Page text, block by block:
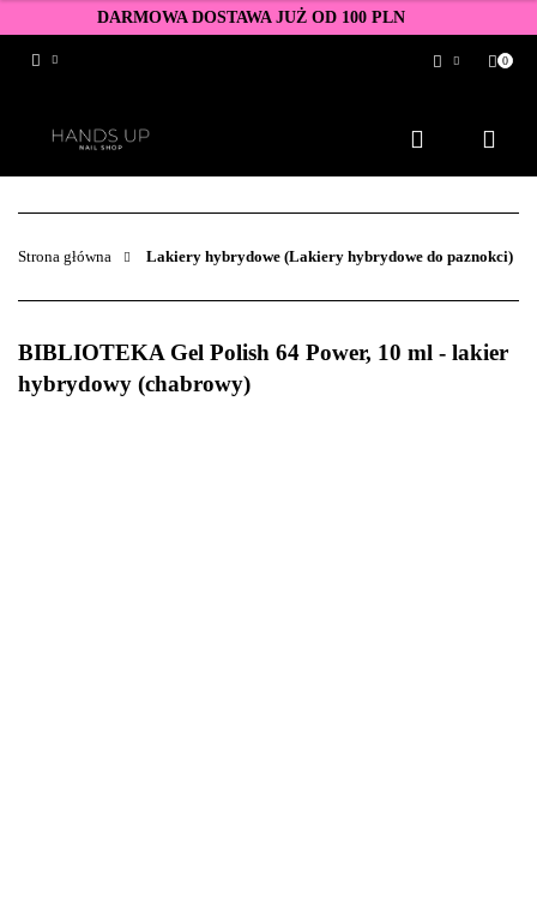
DARMOWA DOSTAWA JUŻ OD 100 PLN
Zarejestruj się
Dodaj zgłoszenie
Zgody cookies
0
Strona główna Lakiery hybrydowe (Lakiery hybrydowe do paznokci)
BIBLIOTEKA Gel Polish 64 Power, 10 ml - lakier
hybrydowy (chabrowy)